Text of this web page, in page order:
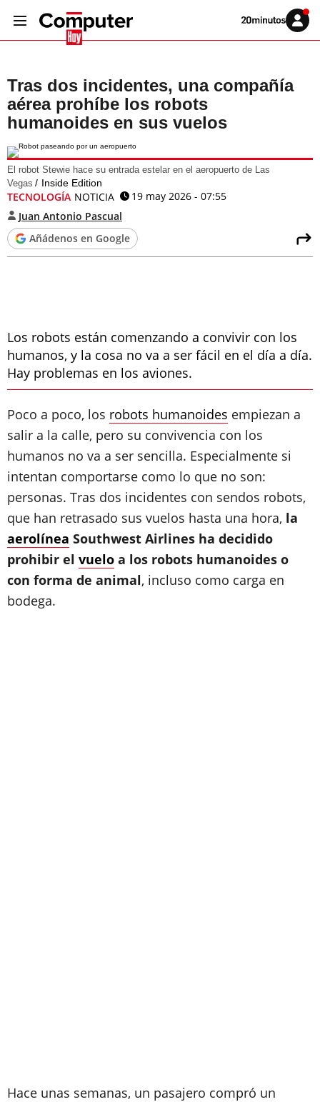
Volver
Iniciar
sesión
Tras dos incidentes, una compañía
aérea prohíbe los robots
humanoides en sus vuelos
El robot Stewie hace su entrada estelar en el aeropuerto de Las
Vegas
Inside Edition
TECNOLOGÍA NOTICIA
19 may 2026 - 07:55
Juan Antonio Pascual
Añádenos en Google
Los robots están comenzando a convivir con los
humanos, y la cosa no va a ser fácil en el día a día.
Hay problemas en los aviones.
Poco a poco, los robots humanoides empiezan a
salir a la calle, pero su convivencia con los
humanos no va a ser sencilla. Especialmente si
intentan comportarse como lo que no son:
personas. Tras dos incidentes con sendos robots,
que han retrasado sus vuelos hasta una hora, la
aerolínea Southwest Airlines ha decidido
prohibir el vuelo a los robots humanoides o
con forma de animal, incluso como carga en
bodega.
Hace unas semanas, un pasajero compró un